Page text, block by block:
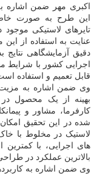
اکبری مهر ضمن
این طرح به صورت
تایرهای لاستیکی
عنایت به استفاده از
دقیق آزمایشگاهی
اجرایی کشور با شرایط
قابل تعمیم و استفاده
وی ضمن اشاره به مزیت
بهینه از یک محصول
کارفرما، مشاور و
شده در این تحقیق امکان
لاستیک در مخلوط با
های اجرایی، با کمترین
بالاترین عملکرد در
وی ضمن اشاره به